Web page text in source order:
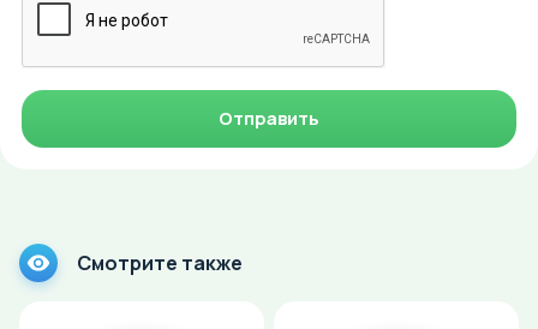
Отправить
Смотрите также